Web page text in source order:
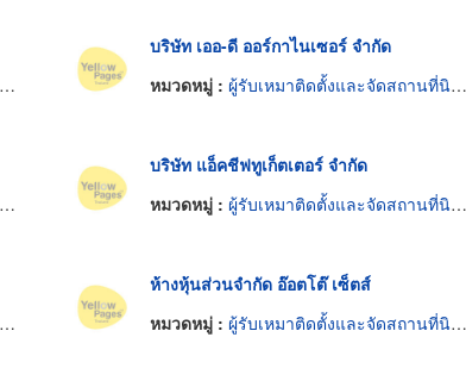
บริษัท เออ-ดี ออร์กาไนเซอร์ จำกัด
หมวดหมู่ : ผู้รับเหมาติดตั้งและจัดสถานที่นิทรรศการ
บริษัท แอ็คชีฟทูเก็ตเตอร์ จำกัด
หมวดหมู่ : ผู้รับเหมาติดตั้งและจัดสถานที่นิทรรศการ
ห้างหุ้นส่วนจำกัด อ๊อตโต๊ เซ็ตส์
หมวดหมู่ : ผู้รับเหมาติดตั้งและจัดสถานที่นิทรรศการ